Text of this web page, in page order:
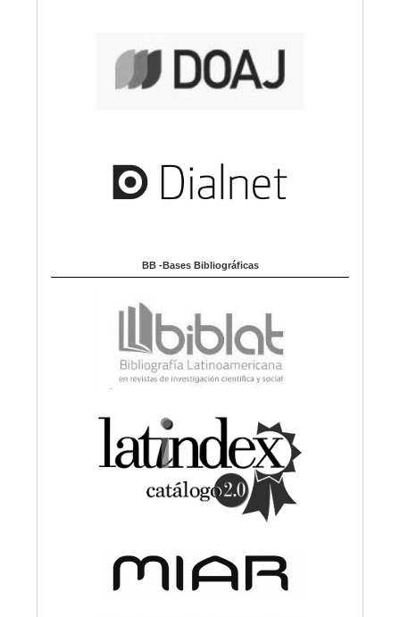
BB -Bases Bibliográficas